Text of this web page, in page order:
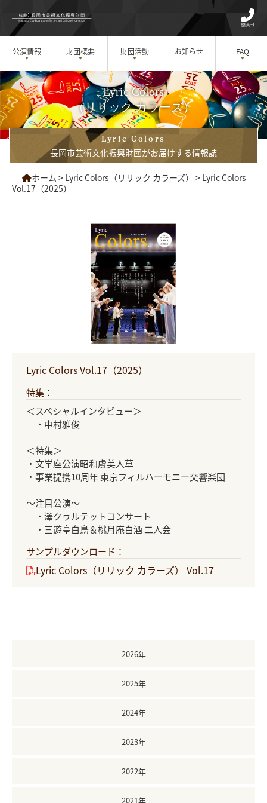
問合せ
公演情報 財団概要 財団活動 お知らせ FAQ
Lyric Colors
（リリック カラーズ）
Lyric Colors
長岡市芸術文化振興財団がお届けする情報誌
ホーム > Lyric Colors（リリック カラーズ） > Lyric Colors
Vol.17（2025）
Lyric Colors Vol.17（2025）
特集：
＜スペシャルインタビュー＞
・中村雅俊
＜特集＞
・文学座公演昭和虞美人草
・事業提携10周年 東京フィルハーモニー交響楽団
～注目公演～
・澤クヮルテットコンサート
・三遊亭白鳥＆桃月庵白酒 二人会
サンプルダウンロード：
Lyric Colors（リリック カラーズ） Vol.17
2026年
2025年
2024年
2023年
2022年
2021年